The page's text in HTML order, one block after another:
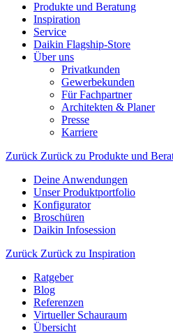
Produkte und Beratung
Inspiration
Service
Daikin Flagship-Store
Über uns
Privatkunden
Gewerbekunden
Für Fachpartner
Architekten & Planer
Presse
Karriere
Zurück Zurück zu Produkte und
Deine Anwendungen
Unser Produktportfolio
Konfigurator
Broschüren
Daikin Infosession
Zurück Zurück zu Inspiration
Ratgeber
Blog
Referenzen
Virtueller Schauraum
Übersicht